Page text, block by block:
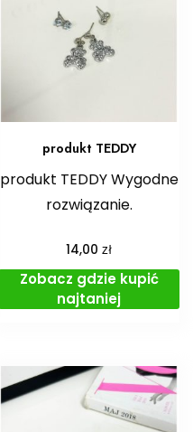
produkt TEDDY
produkt TEDDY Wygodne
rozwiązanie.
14,00zł
Zobacz gdzie kupić
najtaniej